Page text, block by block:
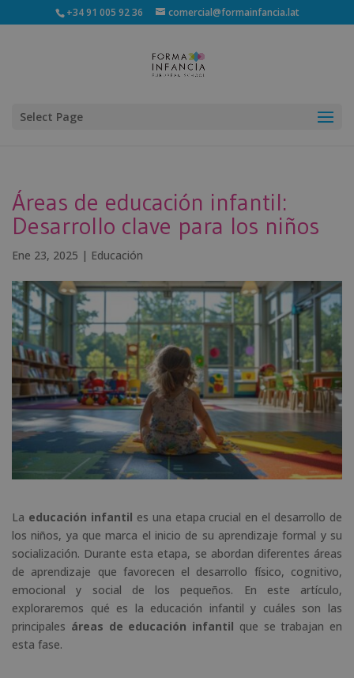
+34 91 005 92 36 comercial@formainfancia.lat
Select Page
Áreas de educación infantil:
Desarrollo clave para los niños
Ene 23, 2025 | Educación
La educación infantil es una etapa crucial en el desarrollo de
los niños, ya que marca el inicio de su aprendizaje formal y su
socialización. Durante esta etapa, se abordan diferentes áreas
de aprendizaje que favorecen el desarrollo físico, cognitivo,
emocional y social de los pequeños. En este artículo,
exploraremos qué es la educación infantil y cuáles son las
principales áreas de educación infantil que se trabajan en
esta fase.